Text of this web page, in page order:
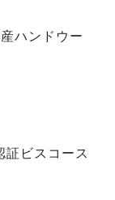
ハンドウー
証ビスコース